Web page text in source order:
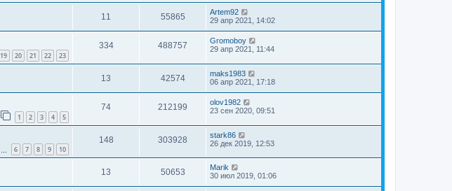
11 55865
Artem92
29 апр 2021, 14:02
19 20 21 22 23
334 488757
Gromoboy
29 апр 2021, 11:44
13 42574
maks1983
06 апр 2021, 17:18
1 2 3 4 5
74 212199
olov1982
23 сен 2020, 09:51
6 7 8 9 10
148 303928
stark86
26 дек 2019, 12:53
13 50653
Marik
30 июл 2019, 01:06